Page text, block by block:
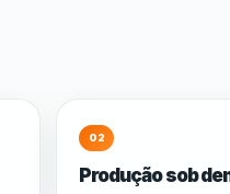
02
Produção sob